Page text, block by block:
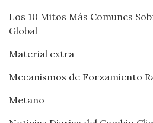
Los 10 Mitos Más Comunes
Global
Material extra
Mecanismos de Forzamiento
Metano